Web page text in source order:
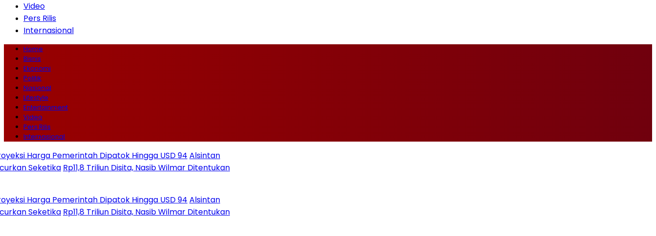
Video
Pers Rilis
Internasional
Home
Bisnis
Ekonomi
Politik
Nasional
Lifestyle
Entertainment
Video
Pers Rilis
Internasional
Pemerintah Dipatok Hingga USD 94Alsintan
Seketika Rp11,8 Triliun Disita, Nasib Wilmar Ditentukan
Pemerintah Dipatok Hingga USD 94Alsintan
Seketika Rp11,8 Triliun Disita, Nasib Wilmar Ditentukan